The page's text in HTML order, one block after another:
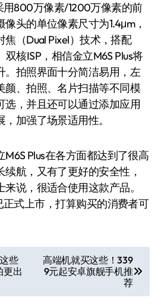
800万像素/1200万像素的前
头的单位像素尺寸为1.4μm，
（Dual Pixel）技术，搭配
双核ISP，相信金立M6S Plus将
。拍照界面十分简洁易用，左
颜、拍照、名片扫描等不同模
选，并且还可以通过添加应用
加强了场景适用性。
Plus在各方面都达到了很高
航，又有了更好的安全性，
说，很适合使用这款产品。
正式上市，打算购买的消费者可
些
更出
高端机就买这些！339
9元起安卓旗舰手机推
荐